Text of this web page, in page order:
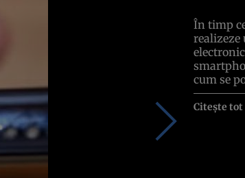
În timp
cum se
Citește